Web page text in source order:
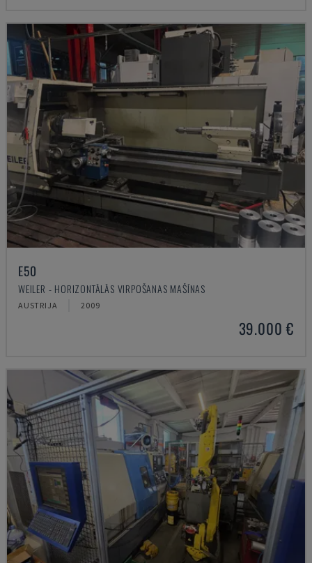
E50
WEILER - HORIZONTĀLĀS VIRPOŠANAS MAŠĪNAS
AUSTRIJA 2009
39.000 €